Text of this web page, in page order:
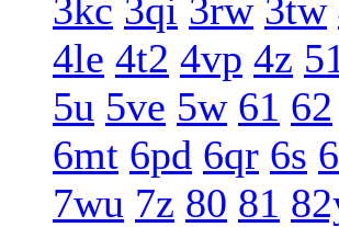
3kc 3qi 3rw 3tw
4le 4t2 4vp 4z
5u 5ve 5w 61 62
6mt 6pd 6qr 6s
7wu 7z 80 81